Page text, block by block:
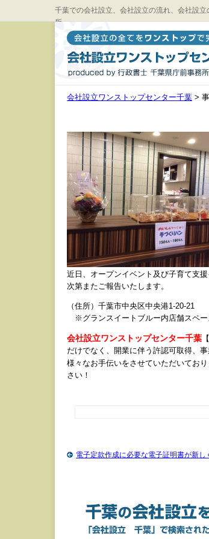
千葉での会社設立、会社設立の流れ、会社設
所
会社設立ワンストップセンター千葉 >
近日、オープンイベント及び子育て支
次第またご報告いたします。
（住所）千葉市中央区中央港1-20-21
※グランスイートブルー内店舗スペー
会社設立ワンストップセンター千葉
だけでなく、開業に伴う許認可取得、
様々なお手伝いをさせていただいており
さい！
電子定款作成に必要な電子証明書が新し